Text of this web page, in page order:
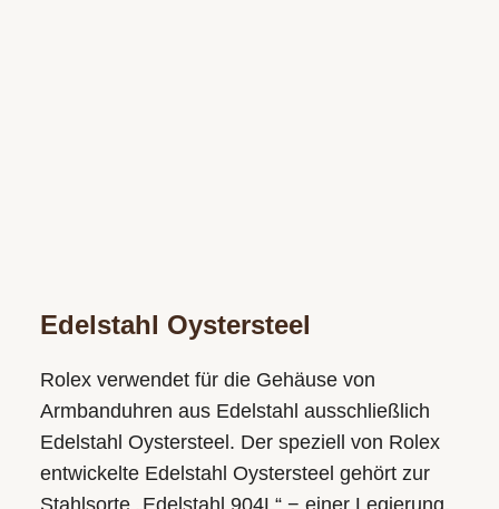
Edelstahl Oystersteel
Rolex verwendet für die Gehäuse von
Armbanduhren aus Edelstahl ausschließlich
Edelstahl Oystersteel. Der speziell von Rolex
entwickelte Edelstahl Oystersteel gehört zur